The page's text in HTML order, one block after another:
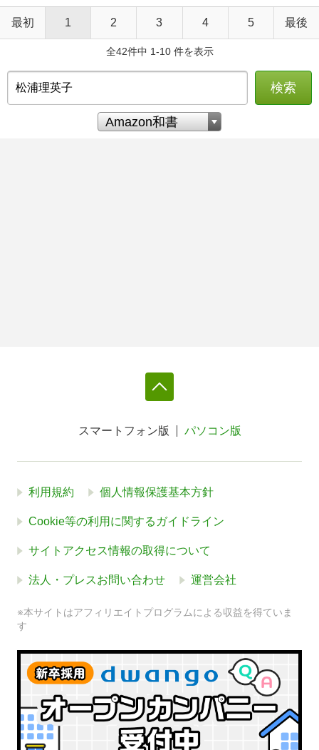
最初 1 2 3 4 5 最後
全42件中 1-10 件を表示
検索
スマートフォン版 パソコン版
利用規約 個人情報保護基本方針
Cookie等の利用に関するガイドライン
サイトアクセス情報の取得について
法人・プレスお問い合わせ 運営会社
※本サイトはアフィリエイトプログラムによる収益を得ていま
す